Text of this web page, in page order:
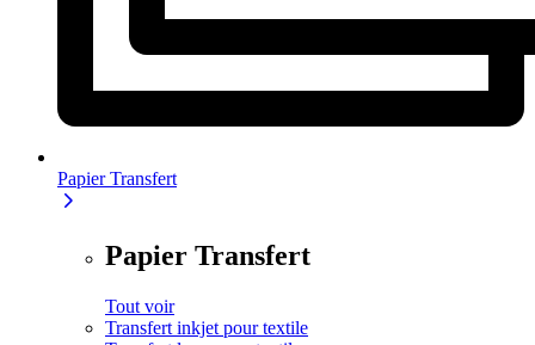
Papier Transfert
Papier Transfert
Tout voir
Transfert inkjet pour textile